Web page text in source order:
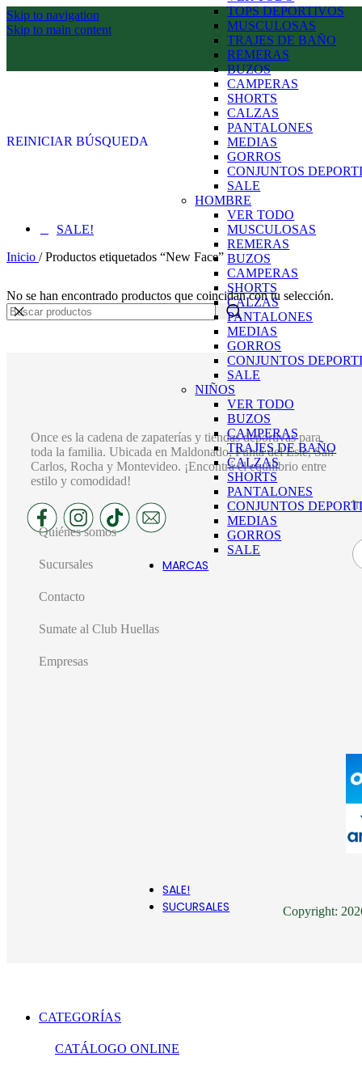
Skip to navigation
Skip to main content
TOPS DEPORTIVOS
MUSCULOSAS
TRAJES DE BAÑO
REMERAS
BUZOS
CAMPERAS
SHORTS
CALZAS
PANTALONES
MEDIAS
GORROS
CONJUNTOS
SALE
HOMBRE
VER TODO
MUSCULOSAS
REMERAS
BUZOS
CAMPERAS
SHORTS
CALZAS
PANTALONES
MEDIAS
GORROS
CONJUNTOS
SALE
NIÑOS
VER TODO
BUZOS
CAMPERAS
TRAJES DE BAÑO
CALZAS
SHORTS
PANTALONES
CONJUNTOS
MEDIAS
GORROS
SALE
MARCAS
SALE!
SUCURSALES
REINICIAR BÚSQUEDA
SALE!
Inicio / Productos etiquetados “New Face”
No se han encontrado productos que coincidan con tu selección.
Once es la cadena de zapaterías y tiendas deportivas para
toda la familia. Ubicada en Maldonado, Punta del Este, San
Carlos, Rocha y Montevideo. ¡Encontrá el equilibrio entre
estilo y comodidad!
Quiénes somos
Sucursales
Contacto
Sumate al Club Huellas
Empresas
Copyright:
CATEGORÍAS
CATÁLOGO ONLINE